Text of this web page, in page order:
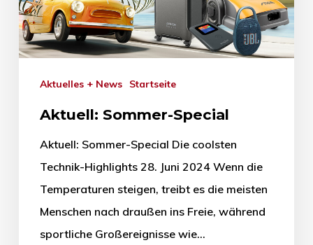
Aktuelles + News Startseite
Aktuell: Sommer-Special
Aktuell: Sommer-Special Die coolsten
Technik-Highlights 28. Juni 2024 Wenn die
Temperaturen steigen, treibt es die meisten
Menschen nach draußen ins Freie, während
sportliche Großereignisse wie…